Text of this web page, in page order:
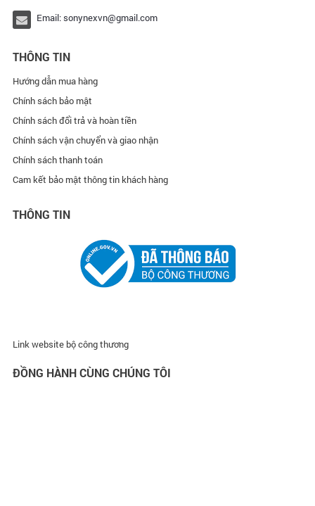
Email:sonynexvn@gmail.com
THÔNG TIN
Hướng dẫn mua hàng
Chính sách bảo mật
Chính sách đổi trả và hoàn tiền
Chính sách vận chuyển và giao nhận
Chính sách thanh toán
Cam kết bảo mật thông tin khách hàng
THÔNG TIN
Link website bộ công thương
ĐỒNG HÀNH CÙNG CHÚNG TÔI